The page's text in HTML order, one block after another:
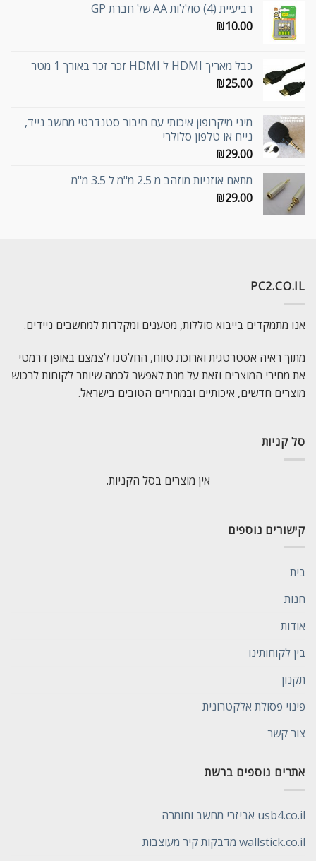
רביעיית (4) סוללות AA של חברת GP
₪10.00
כבל מאריך HDMI ל HDMI זכר זכר באורך 1 מטר
₪25.00
מיני מיקרופון איכותי עם חיבור סטנדרטי מחשב נייד,
נייח או טלפון סלולרי
₪29.00
מתאם אוזניות מוזהב מ 2.5 מ"מ ל 3.5 מ"מ
₪29.00
PC2.CO.IL
אנו מתמקדים בייבוא סוללות, מטענים ומקלדות למחשבים ניידים.
מתוך ראיה אסטרטגית וארוכת טווח, החלטנו לצמצם באופן דרמטי
את מחירי המוצרים וזאת על מנת לאפשר לכמה שיותר לקוחות לרכוש
מוצרים חדשים, איכותיים ובמחירים הטובים בישראל.
סל קניות
אין מוצרים בסל הקניות.
קישורים נוספים
בית
חנות
אודות
בין לקוחותינו
תקנון
פינוי פסולת אלקטרונית
צור קשר
אתרים נוספים ברשת
usb4.co.il אביזרי מחשב וחומרה
wallstick.co.il מדבקות קיר מעוצבות